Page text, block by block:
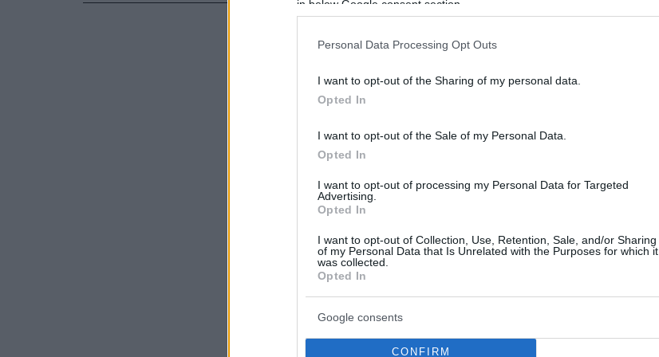
in below Google consent section.
Personal Data Processing Opt Outs
I want to opt-out of the Sharing of my personal data.
Opted In
I want to opt-out of the Sale of my Personal Data.
Opted In
I want to opt-out of processing my Personal Data for Targeted
Advertising.
Opted In
I want to opt-out of Collection, Use, Retention, Sale, and/or Sharing
of my Personal Data that Is Unrelated with the Purposes for which it
was collected.
Opted In
Google consents
CONFIRM